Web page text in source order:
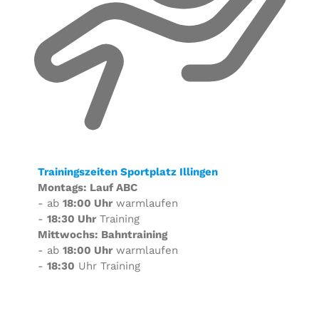
Trainingszeiten Sportplatz Illingen
Montags: Lauf ABC
- ab 18:00 Uhrwarmlaufen
- 18:30 UhrTraining
Mittwochs: Bahntraining
- ab 18:00 Uhrwarmlaufen
- 18:30 Uhr Training